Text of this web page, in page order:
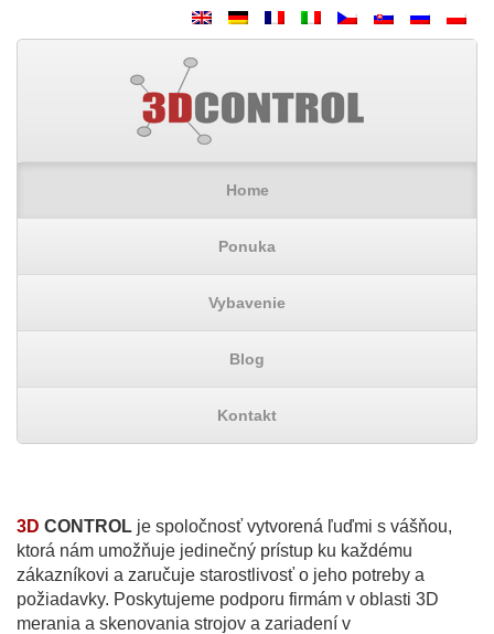
Home
Ponuka
Vybavenie
Blog
Kontakt
3D CONTROL je spoločnosť vytvorená ľuďmi s vášňou,
ktorá nám umožňuje jedinečný prístup ku každému
zákazníkovi a zaručuje starostlivosť o jeho potreby a
požiadavky. Poskytujeme podporu firmám v oblasti 3D
merania a skenovania strojov a zariadení v